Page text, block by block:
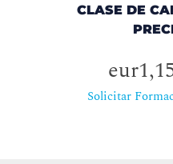
CLASE DE
Solicitar